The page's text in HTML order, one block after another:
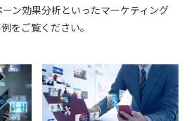
ン効果分析といったマーケティング
をご覧ください。